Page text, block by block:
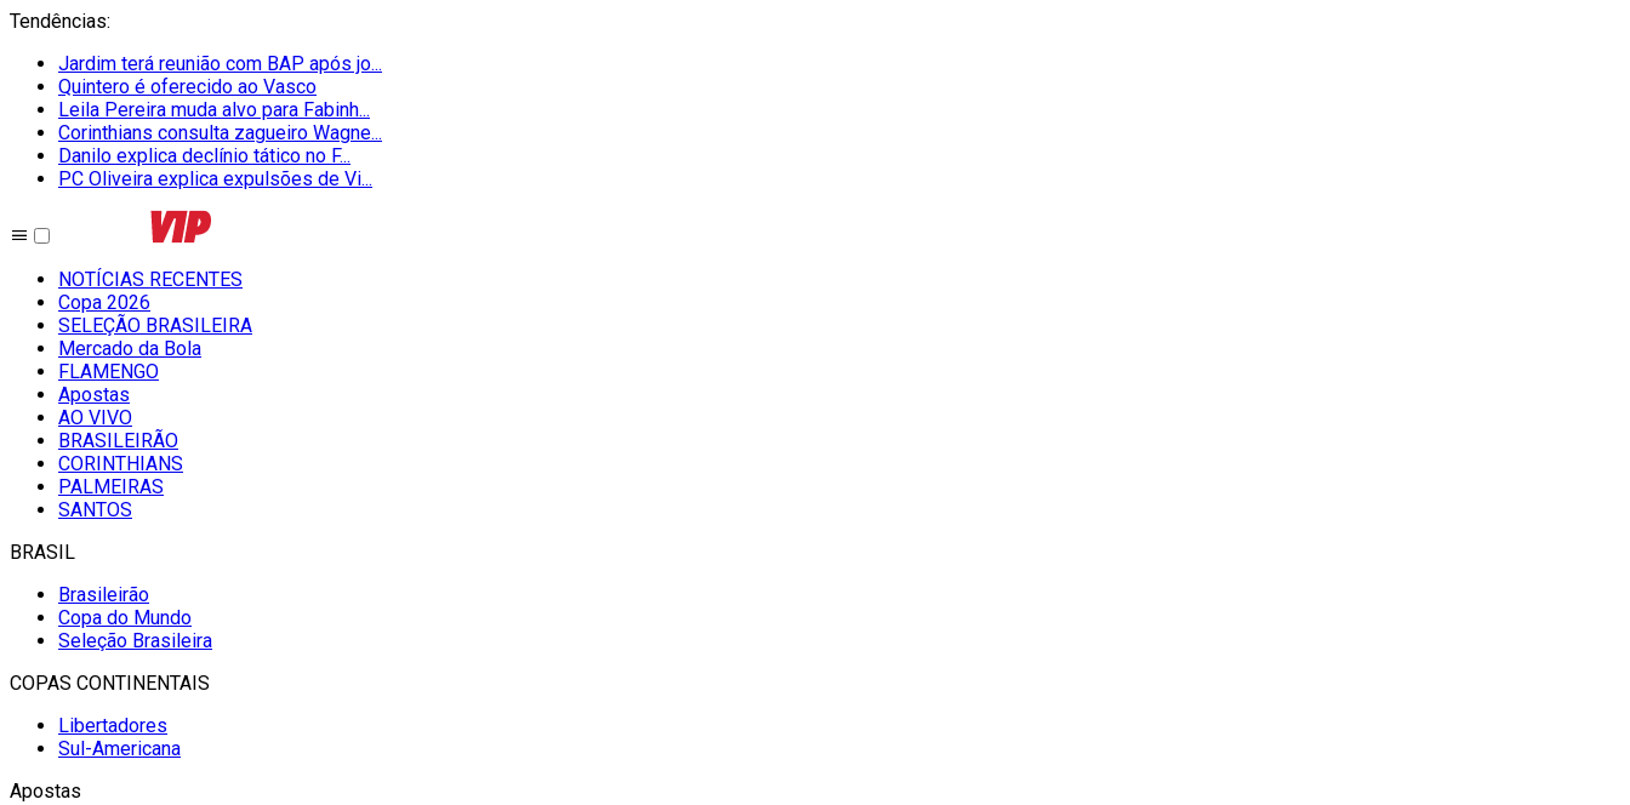
Tendências:
Jardim terá reunião com BAP após jo...
Quintero é oferecido ao Vasco
Leila Pereira muda alvo para Fabinh...
Corinthians consulta zagueiro Wagne...
Danilo explica declínio tático no F...
PC Oliveira explica expulsões de Vi...
NOTÍCIAS RECENTES
Copa 2026
SELEÇÃO BRASILEIRA
Mercado da Bola
FLAMENGO
Apostas
AO VIVO
BRASILEIRÃO
CORINTHIANS
PALMEIRAS
SANTOS
BRASIL
Brasileirão
Copa do Mundo
Seleção Brasileira
COPAS CONTINENTAIS
Libertadores
Sul-Americana
Apostas